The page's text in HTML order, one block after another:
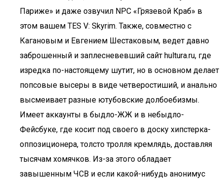
Париже» и даже озвучил NPC «Грязевой Краб» в
этом вашем TES V: Skyrim. Также, совместно с
Кагановым и Евгением Шестаковым, ведет давно
заброшенный и заплесневевший сайт hultura.ru, где
изредка по-настоящему шутит, но в основном делает
попсовые высеры в виде четверостиший, и анально
высмеивает разные ютубовские долбоебизмы.
Имеет аккаунты в быдло-ЖЖ и в небыдло-
Фейсбуке, где косит под своего в доску хипстерка-
оппозиционера, толсто тролля кремлядь, доставляя
тысячам хомячков. Из-за этого обладает
завышенным ЧСВ и если какой-нибудь анонимус